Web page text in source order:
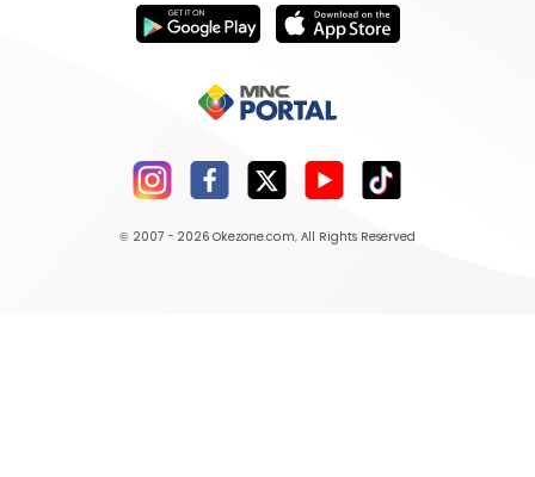
© 2007 - 2026 Okezone.com, All Rights Reserved